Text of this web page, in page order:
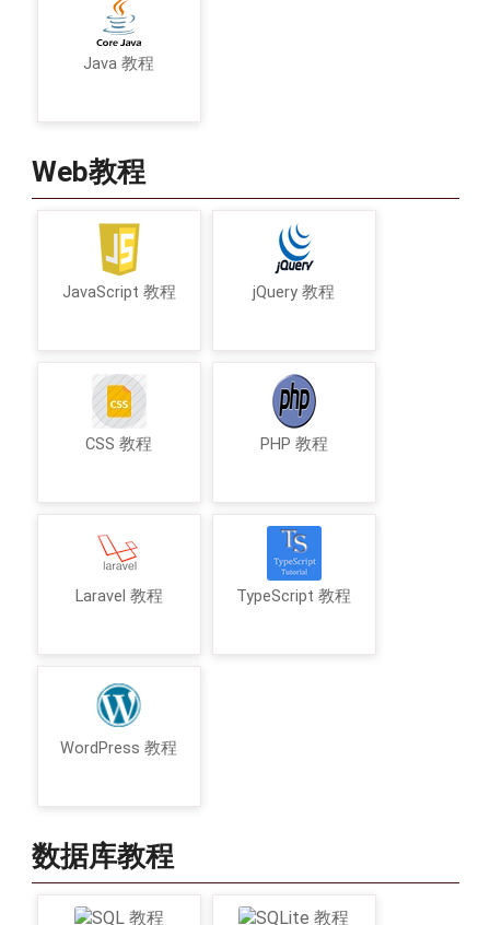
Java 教程
Web教程
JavaScript 教程 jQuery 教程
CSS 教程 PHP 教程
Laravel 教程 TypeScript 教程
WordPress 教程
数据库教程